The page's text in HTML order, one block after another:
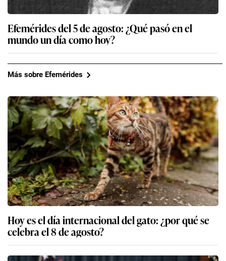
Efemérides del 5 de agosto: ¿Qué pasó en el
mundo un día como hoy?
Más sobre Efemérides
Hoy es el día internacional del gato: ¿por qué se
celebra el 8 de agosto?